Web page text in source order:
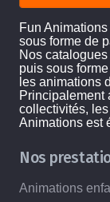
Fun
sous forme de
Nos
puis sous
les animations
Principalement
collectivités,
Animations est
Nos
Animations